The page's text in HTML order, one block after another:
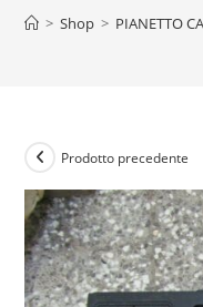
> Shop > PIANETTO
Prodotto precedente